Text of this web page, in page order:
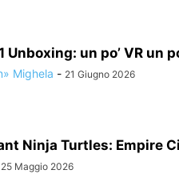
un po’ VR un
Mighela - 21 Giugno 2026
Ninja Turtles: Empire
25 Maggio 2026